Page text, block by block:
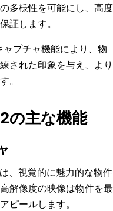
多様性を可能にし、高度
証します。
プチャ機能により、物
された印象を与え、より
。
の主な機能
、視覚的に魅力的な物件
解像度の映像は物件を最
ピールします。